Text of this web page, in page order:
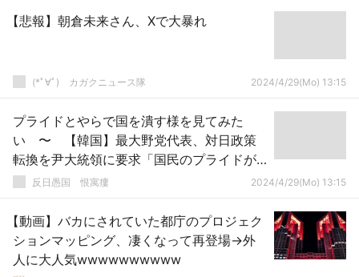
【悲報】朝倉未来さん、Xで大暴れ
(*ﾟ∀ﾟ)ゞカガクニュース隊 2024/4/29(Mo) 13:15
プライドとやらで国を潰す様を見てみた
い 〜 【韓国】最大野党代表、対日政策
転換を尹大統領に要求「国民のプライドが
傷つかないよう」
反日愚国 恨寓瘻 2024/4/29(Mo) 13:15
【動画】バカにされていた都庁のプロジェク
ションマッピング、凄くなって再登場→外
人に大人気wwwwwwwwww